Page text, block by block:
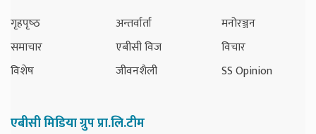
गृहपृष्‍ठ
समाचार
विशेष
अन्तर्वार्ता
एबीसी विज
जीवनशैली
मनोरञ्जन
विचार
SS Opinion
एबीसी मिडिया ग्रुप प्रा.लि.टीम